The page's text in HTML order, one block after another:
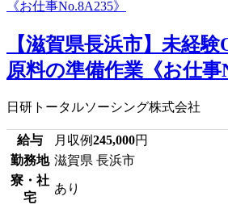
【滋賀県長浜市】未経験
原料の準備作業《お仕事
日研トータルソーシング株式会社
給与 月収例245,000円
勤務地 滋賀県 長浜市
寮・社
宅
あり